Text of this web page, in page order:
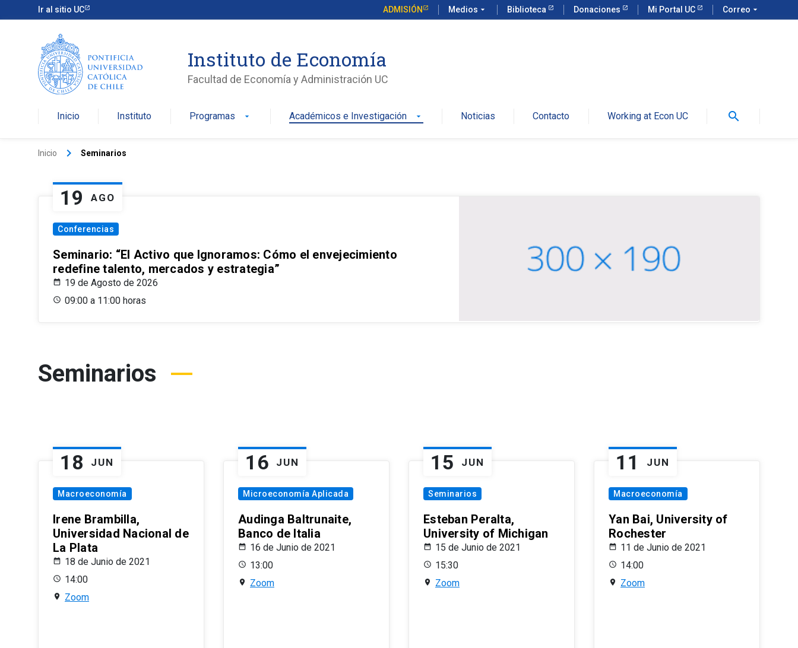
Ir al sitio UC ADMISIÓN Medios arrow_drop_down Biblioteca Donaciones Mi Portal UC Correo arrow_drop_down
Instituto de Economía
Facultad de Economía y Administración UC
Inicio Instituto Programas arrow_drop_down Académicos e Investigación arrow_drop_down Noticias Contacto Working at Econ UC search
Inicio keyboard_arrow_right Seminarios
19 AGO
Conferencias
Seminario: “El Activo que Ignoramos: Cómo el envejecimiento
redefine talento, mercados y estrategia”
19 de Agosto de 2026
09:00 a 11:00 horas
Seminarios
18 JUN
Macroeconomía
Irene Brambilla,
Universidad Nacional de
La Plata
18 de Junio de 2021
14:00
Zoom
16 JUN
Microeconomía Aplicada
Audinga Baltrunaite,
Banco de Italia
16 de Junio de 2021
13:00
Zoom
15 JUN
Seminarios
Esteban Peralta,
University of Michigan
15 de Junio de 2021
15:30
Zoom
11 JUN
Macroeconomía
Yan Bai, University of
Rochester
11 de Junio de 2021
14:00
Zoom